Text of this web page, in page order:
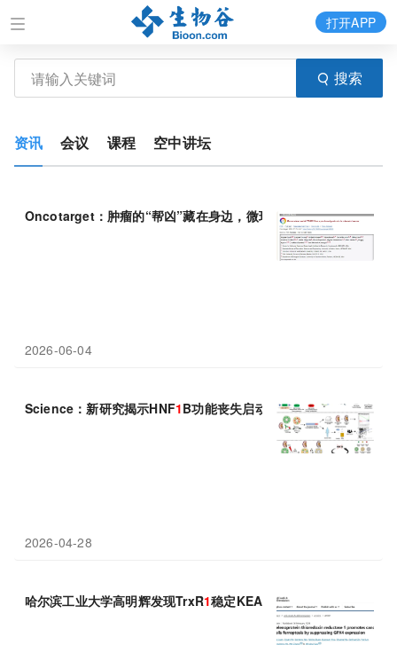
搜索
打开APP
资讯 会议 课程 空中讲坛
Oncotarget：肿瘤的“帮凶”藏在身边，微环境蛋白CTHRC1被证
2026-06-04
Science：新研究揭示HNF1B功能丧失启动并维持慢性肾病的自
2026-04-28
哈尔滨工业大学高明辉发现TrxR1稳定KEAP 1促NRF2降解，下调